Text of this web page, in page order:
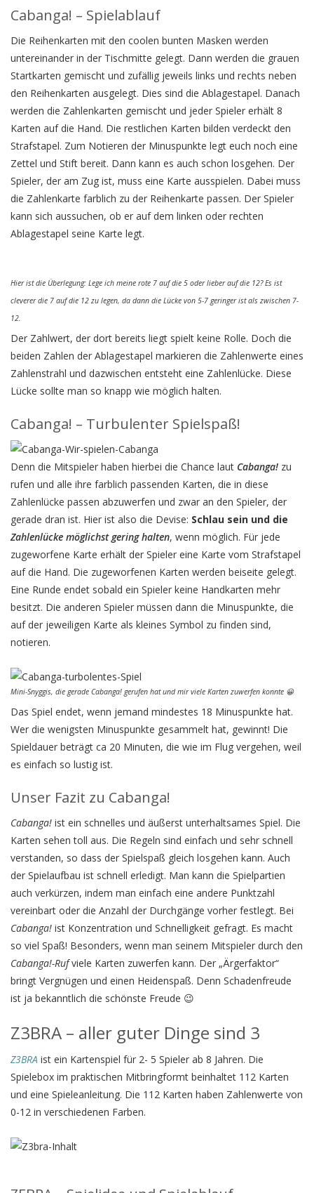
Cabanga! – Spielablauf
Die Reihenkarten mit den coolen bunten Masken werden
untereinander in der Tischmitte gelegt. Dann werden die grauen
Startkarten gemischt und zufällig jeweils links und rechts neben
den Reihenkarten ausgelegt. Dies sind die Ablagestapel. Danach
werden die Zahlenkarten gemischt und jeder Spieler erhält 8
Karten auf die Hand. Die restlichen Karten bilden verdeckt den
Strafstapel. Zum Notieren der Minuspunkte legt euch noch eine
Zettel und Stift bereit. Dann kann es auch schon losgehen. Der
Spieler, der am Zug ist, muss eine Karte ausspielen. Dabei muss
die Zahlenkarte farblich zu der Reihenkarte passen. Der Spieler
kann sich aussuchen, ob er auf dem linken oder rechten
Ablagestapel seine Karte legt.
Hier ist die Überlegung: Lege ich meine rote 7 auf die 5 oder lieber auf die 12? Es ist
cleverer die 7 auf die 12 zu legen, da dann die Lücke von 5-7 geringer ist als zwischen 7-
12.
Der Zahlwert, der dort bereits liegt spielt keine Rolle. Doch die
beiden Zahlen der Ablagestapel markieren die Zahlenwerte eines
Zahlenstrahl und dazwischen entsteht eine Zahlenlücke. Diese
Lücke sollte man so knapp wie möglich halten.
Cabanga! – Turbulenter Spielspaß!
Denn die Mitspieler haben hierbei die Chance laut Cabanga! zu
rufen und alle ihre farblich passenden Karten, die in diese
Zahlenlücke passen abzuwerfen und zwar an den Spieler, der
gerade dran ist. Hier ist also die Devise: Schlau sein und die
Zahlenlücke möglichst gering halten, wenn möglich. Für jede
zugeworfene Karte erhält der Spieler eine Karte vom Strafstapel
auf die Hand. Die zugeworfenen Karten werden beiseite gelegt.
Eine Runde endet sobald ein Spieler keine Handkarten mehr
besitzt. Die anderen Spieler müssen dann die Minuspunkte, die
auf der jeweiligen Karte als kleines Symbol zu finden sind,
notieren.
Mini-Snyggis, die gerade Cabanga! gerufen hat und mir viele Karten zuwerfen konnte 😀
Das Spiel endet, wenn jemand mindestes 18 Minuspunkte hat.
Wer die wenigsten Minuspunkte gesammelt hat, gewinnt! Die
Spieldauer beträgt ca 20 Minuten, die wie im Flug vergehen, weil
es einfach so lustig ist.
Unser Fazit zu Cabanga!
Cabanga! ist ein schnelles und äußerst unterhaltsames Spiel. Die
Karten sehen toll aus. Die Regeln sind einfach und sehr schnell
verstanden, so dass der Spielspaß gleich losgehen kann. Auch
der Spielaufbau ist schnell erledigt. Man kann die Spielpartien
auch verkürzen, indem man einfach eine andere Punktzahl
vereinbart oder die Anzahl der Durchgänge vorher festlegt. Bei
Cabanga! ist Konzentration und Schnelligkeit gefragt. Es macht
so viel Spaß! Besonders, wenn man seinem Mitspieler durch den
Cabanga!-Rufviele Karten zuwerfen kann. Der „Ärgerfaktor“
bringt Vergnügen und einen Heidenspaß. Denn Schadenfreude
ist ja bekanntlich die schönste Freude 😉
Z3BRA – aller guter Dinge sind 3
Z3BRA ist ein Kartenspiel für 2- 5 Spieler ab 8 Jahren. Die
Spielebox im praktischen Mitbringformt beinhaltet 112 Karten
und eine Spieleanleitung. Die 112 Karten haben Zahlenwerte von
0-12 in verschiedenen Farben.